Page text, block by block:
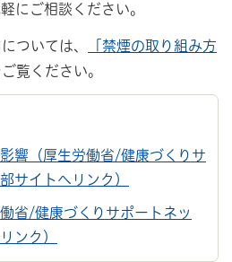
にご相談ください。
ついては、
「禁煙の取り組み方
覧ください。
響（厚生労働省/健康づくりサ
サイトへリンク）
省/健康づくりサポートネッ
ンク）